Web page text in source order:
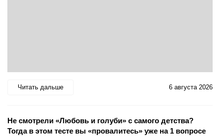
Читать дальше 6 августа 2026
Не смотрели «Любовь и голуби» с самого детства?
Тогда в этом тесте вы «провалитесь» уже на 1 вопросе